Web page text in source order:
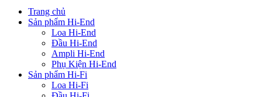
Trang chủ
Sản phẩm Hi-End
Loa Hi-End
Đầu Hi-End
Ampli Hi-End
Phụ Kiện Hi-End
Sản phẩm Hi-Fi
Loa Hi-Fi